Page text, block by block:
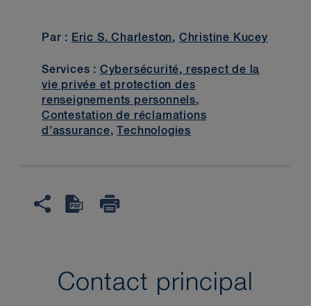
Par : Eric S. Charleston, Christine Kucey
Services : Cybersécurité, respect de la
vie privée et protection des
renseignements personnels,
Contestation de réclamations
d’assurance, Technologies
Contact principal